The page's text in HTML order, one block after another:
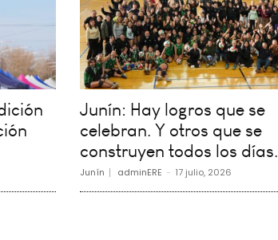
Junín: Hay logros que se
celebran. Y otros que se
construyen todos los días.
Junín adminERE - 17 julio, 2026